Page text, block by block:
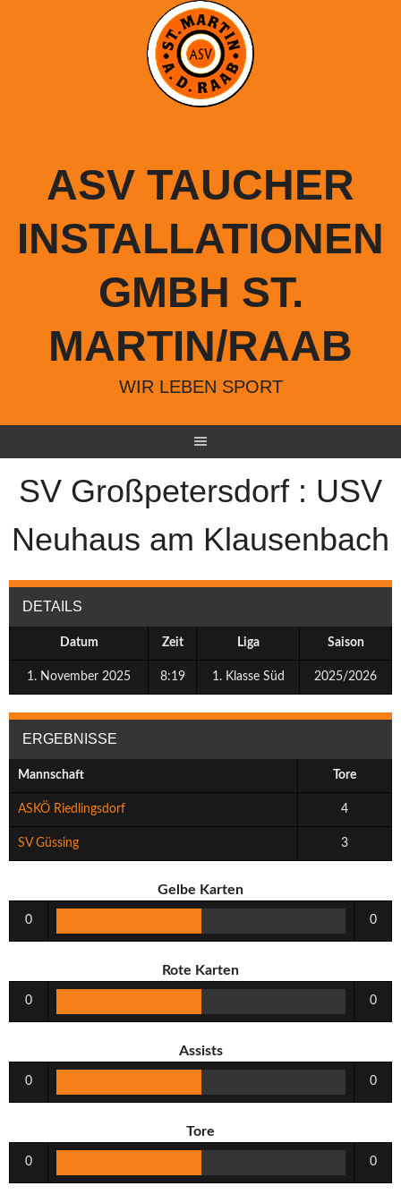
ASV TAUCHER
INSTALLATIONEN
GMBH ST.
MARTIN/RAAB
WIR LEBEN SPORT
SV Großpetersdorf : USV
Neuhaus am Klausenbach
DETAILS
Datum Zeit Liga Saison
1. November 2025 8:19 1. Klasse Süd 2025/2026
ERGEBNISSE
Mannschaft Tore
ASKÖ Riedlingsdorf 4
SV Güssing 3
Gelbe Karten
0 0
Rote Karten
0 0
Assists
0 0
Tore
0 0